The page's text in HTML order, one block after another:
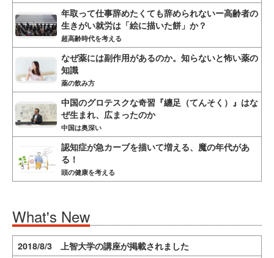
年取って仕事辞めたくても辞められないー高齢者の
生きがい就労は「絵に描いた餅」か？
超高齢時代を考える
なぜ薬には副作用があるのか。知らないと怖い薬の
知識
薬の飲み方
中国のグロテスクな奇習『纏足（てんそく）』はな
ぜ生まれ、広まったのか
中国は奥深い
認知症が急カーブを描いて増える、魔の年代があ
る！
頭の健康を考える
What's New
2018/8/3 上智大学の講座が掲載されました